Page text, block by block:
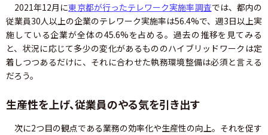
2021年12月に東京都が行ったテレワーク実施率調査では、都内の
従業員30人以上の企業のテレワーク実施率は56.4%で、週3日以上実
施している企業が全体の45.6%を占める。過去の推移を見てみる
と、状況に応じて多少の変化があるもののハイブリッドワークは定
着しつつあるだけに、それに合わせた執務環境整備は必須と言える
だろう。
生産性を上げ、従業員のやる気を引き出す
次に2つ目の観点である業務の効率化や生産性の向上。それを促す